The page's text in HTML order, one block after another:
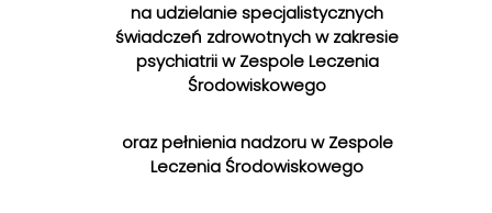
na udzielanie specjalistycznych
świadczeń zdrowotnych w zakresie
psychiatrii w Zespole Leczenia
Środowiskowego
oraz pełnienia nadzoru w Zespole
Leczenia Środowiskowego